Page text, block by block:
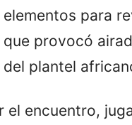
para
provocó
plantel
el encuentro,